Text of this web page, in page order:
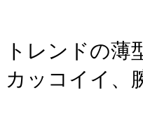
トレンドの
カッコイイ、